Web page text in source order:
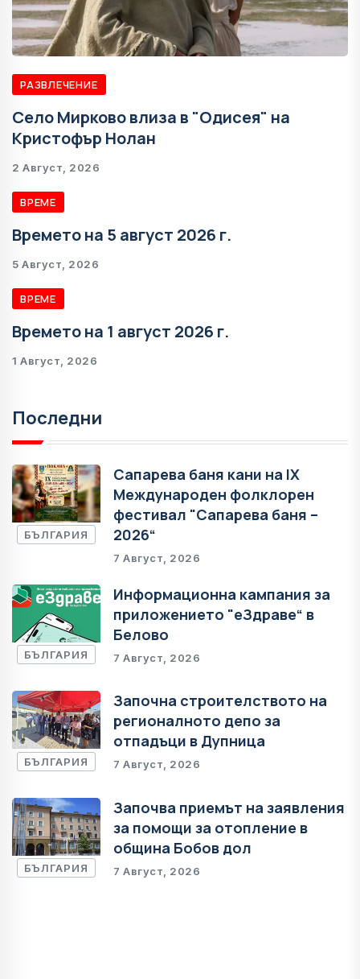
РАЗВЛЕЧЕНИЕ
Село Мирково влиза в "Одисея" на
Кристофър Нолан
2 Август, 2026
ВРЕМЕ
Времето на 5 август 2026 г.
5 Август, 2026
ВРЕМЕ
Времето на 1 август 2026 г.
1 Август, 2026
Последни
БЪЛГАРИЯ
Сапарева баня кани на IX
Международен фолклорен
фестивал "Сапарева баня –
2026“
7 Август, 2026
БЪЛГАРИЯ
Информационна кампания за
приложението "еЗдраве“ в
Белово
7 Август, 2026
БЪЛГАРИЯ
Започна строителството на
регионалното депо за
отпадъци в Дупница
7 Август, 2026
БЪЛГАРИЯ
Започва приемът на заявления
за помощи за отопление в
община Бобов дол
7 Август, 2026